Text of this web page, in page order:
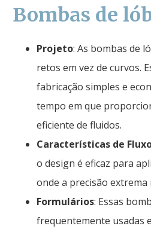
Bombas de
Projeto: As bombas de
retos em vez de curvos.
fabricação simples e
tempo em que
eficiente de fluidos.
Características de
o design é eficaz para
onde a precisão extrema
Formulários: Essas
frequentemente usadas